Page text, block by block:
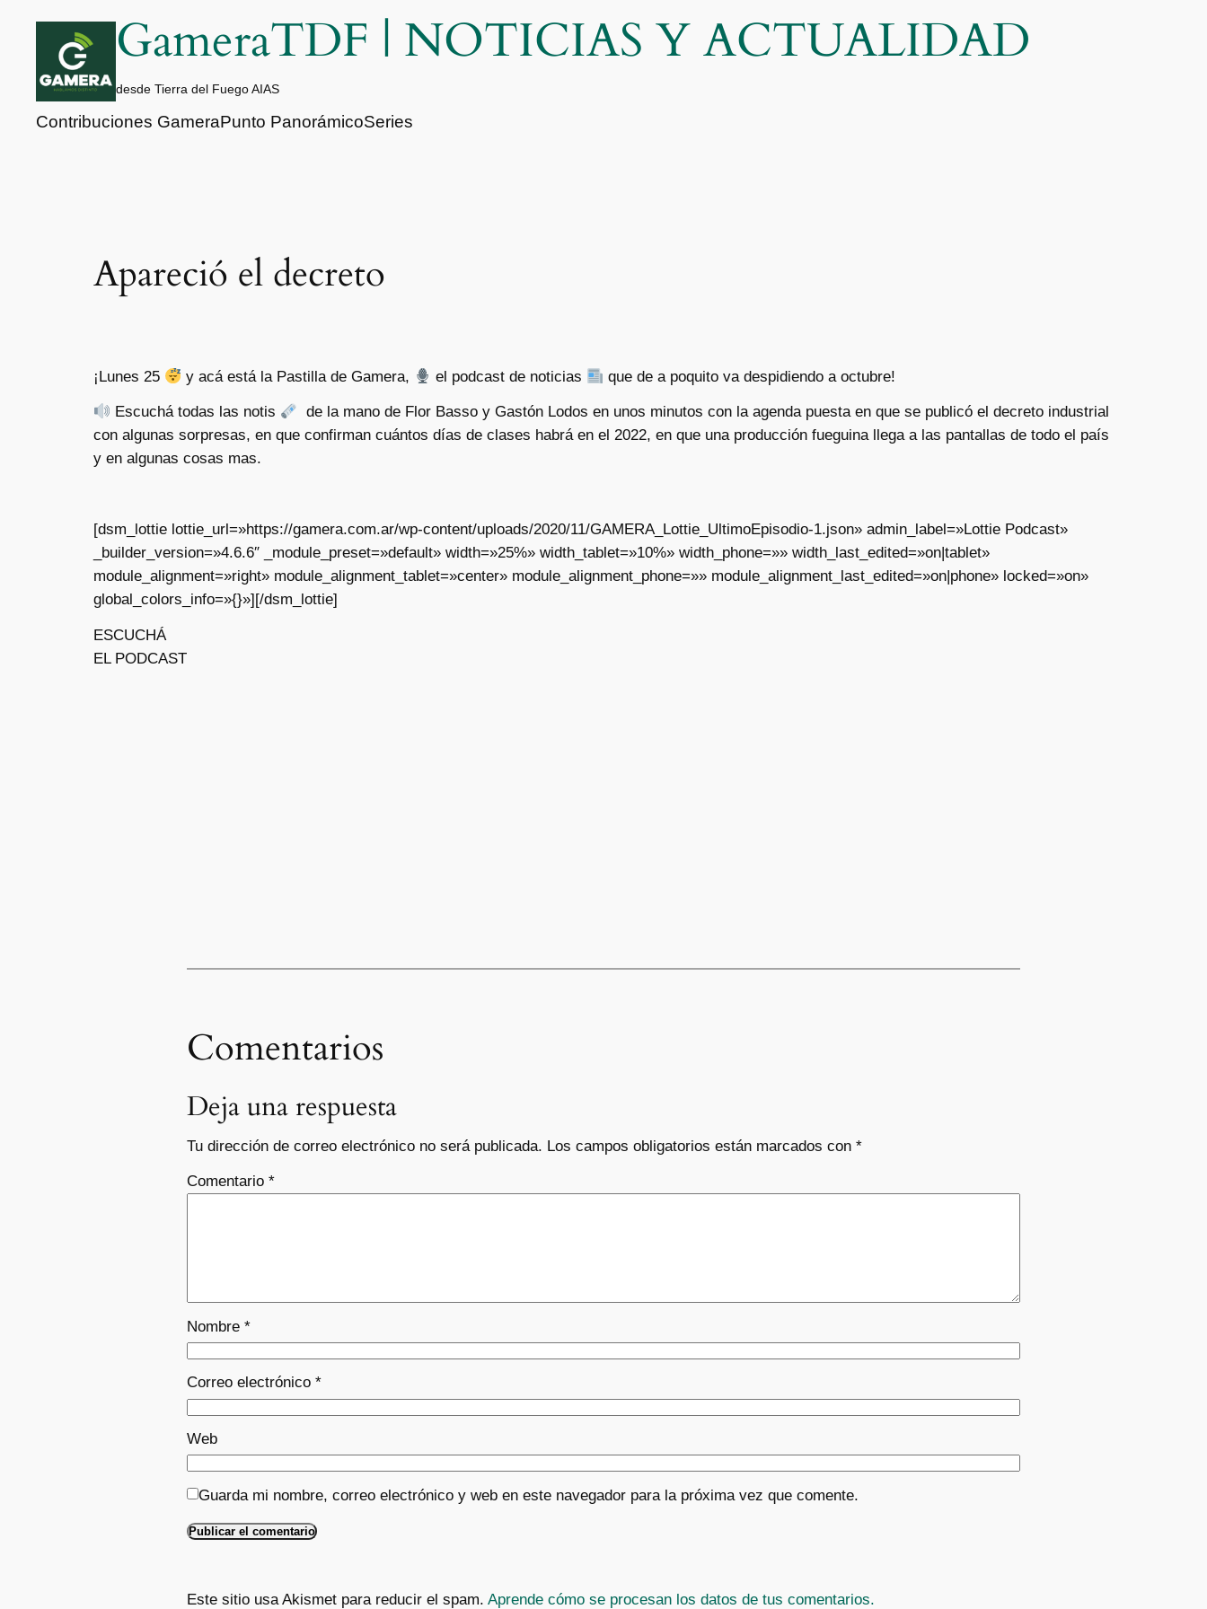
contenido
GameraTDF | NOTICIAS Y ACTUALIDAD
desde Tierra del Fuego AIAS
Contribuciones GameraPunto PanorámicoSeries
Apareció el decreto
¡Lunes 25 y acá está la Pastilla de Gamera, el podcast de noticias que de a poquito va despidiendo a octubre!
Escuchá todas las notis
de la mano de Flor Basso y Gastón Lodos en unos minutos con la agenda puesta en que se publicó el decreto industrial
con algunas sorpresas, en que confirman cuántos días de clases habrá en el 2022, en que una producción fueguina llega a las pantallas de todo el país
y en algunas cosas mas.
[dsm_lottie lottie_url=»https://gamera.com.ar/wp-content/uploads/2020/11/GAMERA_Lottie_UltimoEpisodio-1.json» admin_label=»Lottie Podcast»
_builder_version=»4.6.6″ _module_preset=»default» width=»25%» width_tablet=»10%» width_phone=»» width_last_edited=»on|tablet»
module_alignment=»right» module_alignment_tablet=»center» module_alignment_phone=»» module_alignment_last_edited=»on|phone» locked=»on»
global_colors_info=»{}»][/dsm_lottie]
ESCUCHÁ
EL PODCAST
Comentarios
Deja una respuesta
Tu dirección de correo electrónico no será publicada. Los campos obligatorios están marcados con *
Comentario *
Nombre *
Correo electrónico *
Web
Guarda mi nombre, correo electrónico y web en este navegador para la próxima vez que comente.
Este sitio usa Akismet para reducir el spam. Aprende cómo se procesan los datos de tus comentarios.